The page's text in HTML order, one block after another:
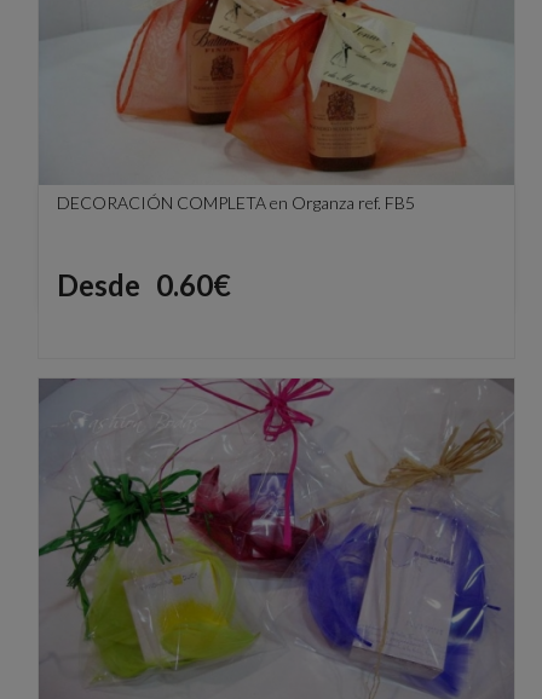
DECORACIÓN COMPLETA en Organza ref. FB5
Precio
Desde 0.60€